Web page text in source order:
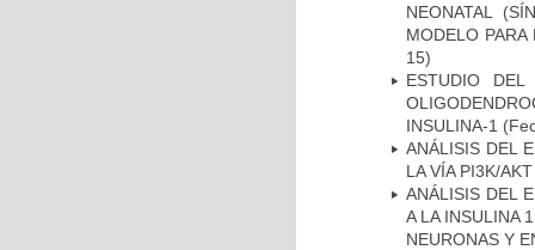
NEONATAL
MODELO
15)
ESTUDIO
INSULINA-1
ANÁLISIS DEL
LA VÍA PI3K/
ANÁLISIS DEL
A LA INSULINA
NEURONAS Y